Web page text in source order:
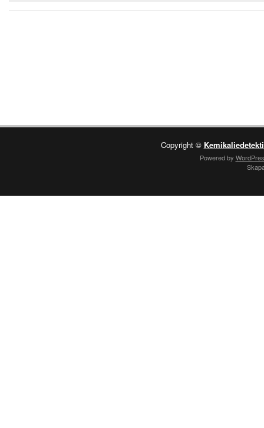
Copyright ©
Powered by